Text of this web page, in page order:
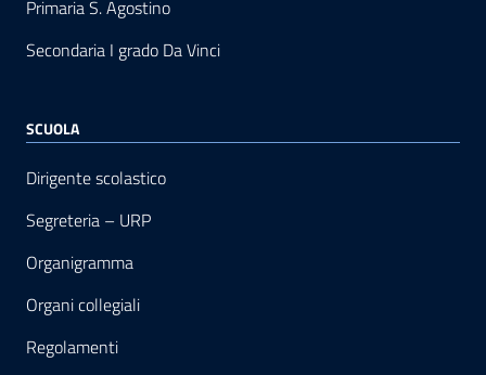
Primaria S. Agostino
Secondaria I grado Da Vinci
SCUOLA
Dirigente scolastico
Segreteria – URP
Organigramma
Organi collegiali
Regolamenti